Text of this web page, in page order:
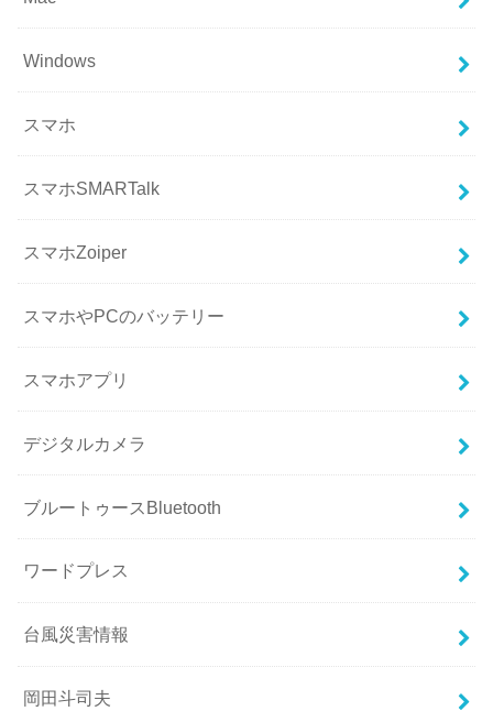
Windows
スマホ
スマホSMARTalk
スマホZoiper
スマホやPCのバッテリー
スマホアプリ
デジタルカメラ
ブルートゥースBluetooth
ワードプレス
台風災害情報
岡田斗司夫